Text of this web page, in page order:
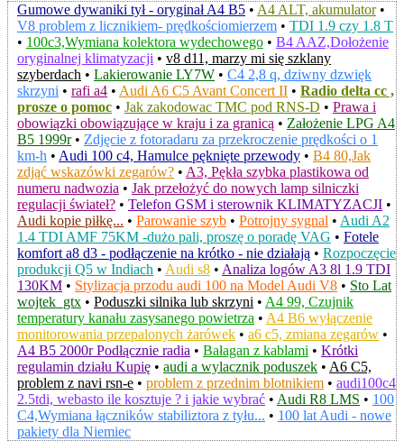
Gumowe dywaniki tył - oryginał A4 B5 • A4 ALT, akumulator•
V8 problem z licznikiem- prędkościomierzem • TDI 1.9 czy 1.8 T
• 100c3,Wymiana kolektora wydechowego • B4 AAZ,Dołożenie
oryginalnej klimatyzacji • v8 d11, marzy mi się szklany
szyberdach • Lakierowanie LY7W • C4 2,8 q, dziwny dzwięk
skrzyni • rafi a4 • Audi A6 C5 Avant Concert II • Radio delta cc ,
prosze o pomoc • Jak zakodowac TMC pod RNS-D • Prawa i
obowiązki obowiązujące w kraju i za granicą • Założenie LPG A4
B5 1999r• Zdjęcie z fotoradaru za przekroczenie prędkości o 1
km-h • Audi 100 c4, Hamulce pęknięte przewody • B4 80,Jak
zdjąć wskazówki zegarów? • A3, Pękła szybka plastikowa od
numeru nadwozia • Jak przełożyć do nowych lamp silniczki
regulacji świateł? • Telefon GSM i sterownik KLIMATYZACJI •
Audi kopie piłkę... • Parowanie szyb • Potrojny sygnal • Audi A2
1.4 TDI AMF 75KM -dużo pali, proszę o poradę VAG • Fotele
komfort a8 d3 - podłączenie na krótko - nie działają • Rozpoczęcie
produkcji Q5 w Indiach • Audi s8 • Analiza logów A3 8l 1.9 TDI
130KM • Stylizacja przodu audi 100 na Model Audi V8 • Sto Lat
wojtek_gtx • Poduszki silnika lub skrzyni • A4 99, Czujnik
temperatury kanału zasysanego powietrza • A4 B6 wyłączenie
monitorowania przepalonych żarówek • a6 c5, zmiana zegarów •
A4 B5 2000r Podłącznie radia • Bałagan z kablami • Krótki
regulamin działu Kupię • audi a wylacznik poduszek • A6 C5,
problem z navi rsn-e • problem z przednim blotnikiem • audi100c4
2.5tdi, webasto ile kosztuje ? i jakie wybrać • Audi R8 LMS • 100
C4,Wymiana łączników stabiliztora z tyłu... • 100 lat Audi - nowe
pakiety dla Niemiec